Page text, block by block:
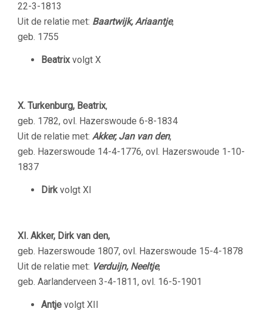
22-3-1813
Uit de relatie met: Baartwijk, Ariaantje,
geb. 1755
Beatrixvolgt X
X. Turkenburg, Beatrix,
geb. 1782, ovl. Hazerswoude 6-8-1834
Uit de relatie met: Akker, Jan van den,
geb. Hazerswoude 14-4-1776, ovl. Hazerswoude 1-10-
1837
Dirkvolgt XI
XI. Akker, Dirk van den,
geb. Hazerswoude 1807, ovl. Hazerswoude 15-4-1878
Uit de relatie met: Verduijn, Neeltje,
geb. Aarlanderveen 3-4-1811, ovl. 16-5-1901
Antje volgt XII